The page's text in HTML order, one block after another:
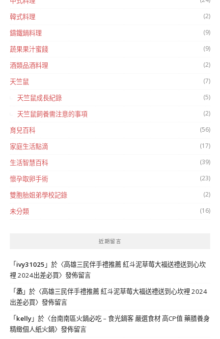
韓式料理 (2)
鑄鐵鍋料理 (9)
蔬果果汁蜜餞 (9)
酒類品酒料理 (2)
天竺鼠 (7)
天竺鼠成長紀錄 (5)
天竺鼠飼養需注意的事項 (2)
育兒百科 (56)
家庭生活點滴 (17)
生活智慧百科 (39)
懷孕取卵手術 (23)
雙胞胎姐弟學校記錄 (2)
未分類 (16)
近期留言
「 ivy31025 」於〈高雄三民伴手禮推薦 紅斗泥草莓大福送禮送到心坎
裡 2024出差必買〉發佈留言
「丞」於〈高雄三民伴手禮推薦 紅斗泥草莓大福送禮送到心坎裡 2024
出差必買〉發佈留言
「 kelly」於〈台南南區火鍋必吃 – 食光鍋客 嚴選食材 高CP值 藥膳養身
精緻個人紙火鍋〉發佈留言